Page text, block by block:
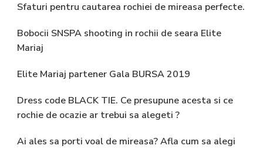
Sfaturi pentru cautarea rochiei de mireasa perfecte.
Bobocii SNSPA shooting in rochii de seara Elite
Mariaj
Elite Mariaj partener Gala BURSA 2019
Dress code BLACK TIE. Ce presupune acesta si ce
rochie de ocazie ar trebui sa alegeti ?
Ai ales sa porti voal de mireasa? Afla cum sa alegi